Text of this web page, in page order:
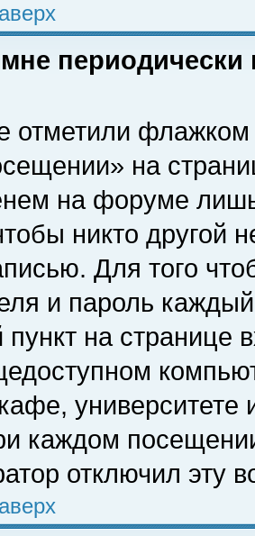
отметили флажком
на
на форуме
никто другой
Для того
и пароль
пункт на
университете
каждом
отключил эту